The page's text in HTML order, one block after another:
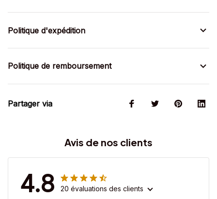
Politique d'expédition
Politique de remboursement
Partager via
Avis de nos clients
4.8 20 évaluations des clients